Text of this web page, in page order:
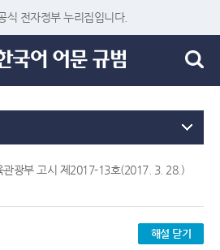
식 전자정부 누리집입니다.
광부 고시 제2017-13호(2017. 3. 28.)
해설 닫기